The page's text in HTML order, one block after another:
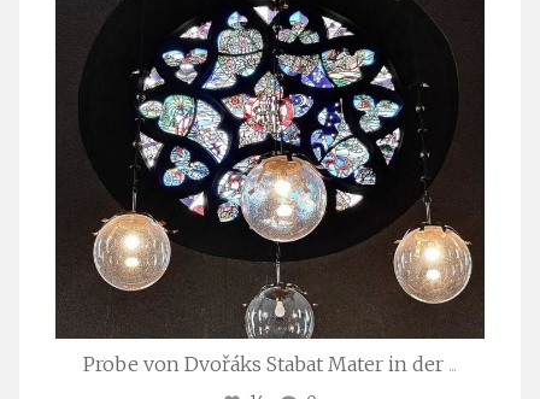
Probe von Dvořáks Stabat Mater in der ...